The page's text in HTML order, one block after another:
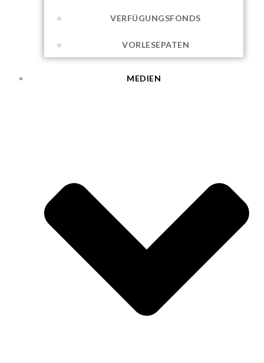
VERFÜGUNGSFONDS
VORLESEPATEN
MEDIEN